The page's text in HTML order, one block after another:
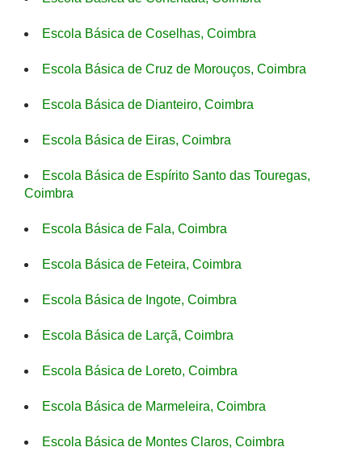
Escola Básica de Coselhas, Coimbra
Escola Básica de Cruz de Morouços, Coimbra
Escola Básica de Dianteiro, Coimbra
Escola Básica de Eiras, Coimbra
Escola Básica de Espírito Santo das Touregas,
Coimbra
Escola Básica de Fala, Coimbra
Escola Básica de Feteira, Coimbra
Escola Básica de Ingote, Coimbra
Escola Básica de Larçã, Coimbra
Escola Básica de Loreto, Coimbra
Escola Básica de Marmeleira, Coimbra
Escola Básica de Montes Claros, Coimbra